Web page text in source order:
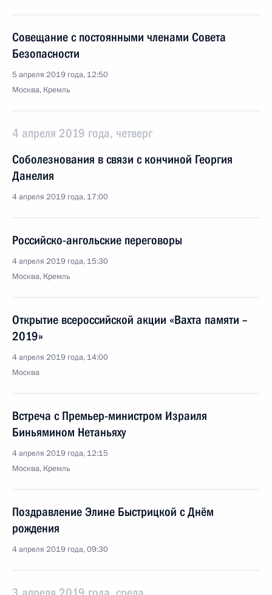
Совещание с постоянными членами Совета
Безопасности
5 апреля 2019 года, 12:50
Москва, Кремль
4 апреля 2019 года, четверг
Соболезнования в связи с кончиной Георгия
Данелия
4 апреля 2019 года, 17:00
Российско-ангольские переговоры
4 апреля 2019 года, 15:30
Москва, Кремль
Открытие всероссийской акции «Вахта памяти –
2019»
4 апреля 2019 года, 14:00
Москва
Встреча с Премьер-министром Израиля
Биньямином Нетаньяху
4 апреля 2019 года, 12:15
Москва, Кремль
Поздравление Элине Быстрицкой с Днём
рождения
4 апреля 2019 года, 09:30